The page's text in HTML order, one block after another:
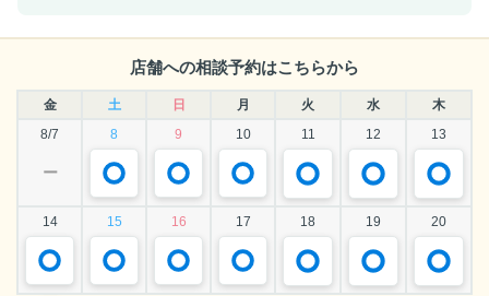
店舗への相談予約はこちらから
金 土 日 月 火 水
木
8/7
8 9 10 11 12 13
ー
14 15 16 17 18 19 20